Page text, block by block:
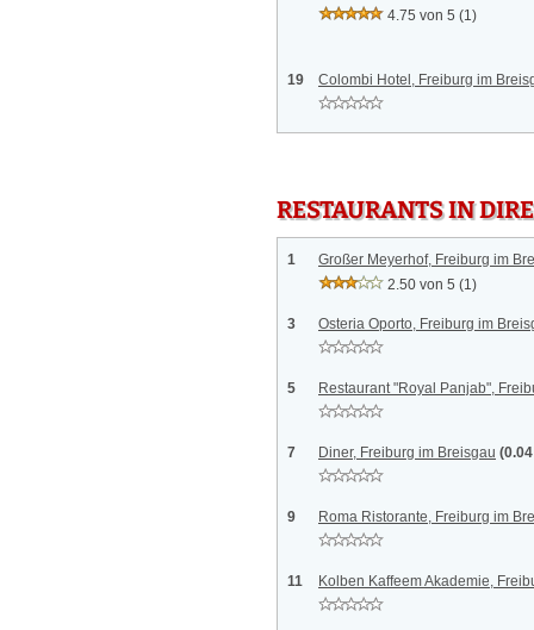
4.75 von 5 (1)
19 Colombi Hotel, Freiburg im
RESTAURANTS IN
1
Großer Meyerhof, Freiburg im
2.50 von 5 (1)
3 Osteria Oporto, Freiburg im
5 Restaurant "Royal Panjab",
7 Diner, Freiburg im Breisgau
9 Roma Ristorante, Freiburg im
11 Kolben Kaffeem Akademie,